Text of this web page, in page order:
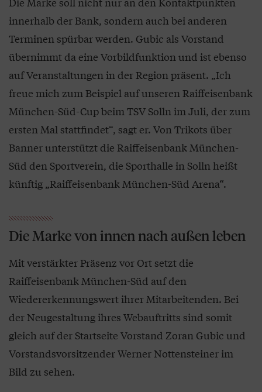
innerhalb der Bank, sondern auch bei anderen
Terminen spürbar werden. Gubic als Vorstand
übernimmt da eine Vorbildfunktion und ist ebenso
auf Veranstaltungen in der Region präsent. „Ich
freue mich zum Beispiel auf unseren Raiffeisenbank
München-Süd-Cup beim TSV Solln im Juli, der zum
ersten Mal stattfindet“, sagt er. Von Trikots über
Banner unterstützt die Raiffeisenbank München-
Süd den Sportverein, die Sporthalle in Solln heißt
künftig „Raiffeisenbank München-Süd Arena“.
Die Marke von innen nach außen leben
Mit verstärkter Präsenz vor Ort setzt die
Raiffeisenbank München-Süd auf den
Wiedererkennungswert ihrer Mitarbeitenden. Bei
der Neugestaltung ihres Webauftritts sind somit
gleich auf der Startseite Vorstand Zoran Gubic und
Vorstandsvorsitzender Werner Nottensteiner im
Bild zu sehen.